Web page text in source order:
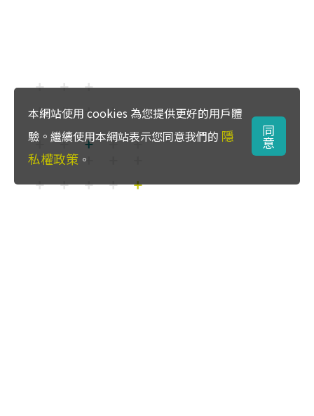
本網站使用 cookies 為您提供更好的用戶體
驗。繼續使用本網站表示您同意我們的 隱
私權政策 。
同
意